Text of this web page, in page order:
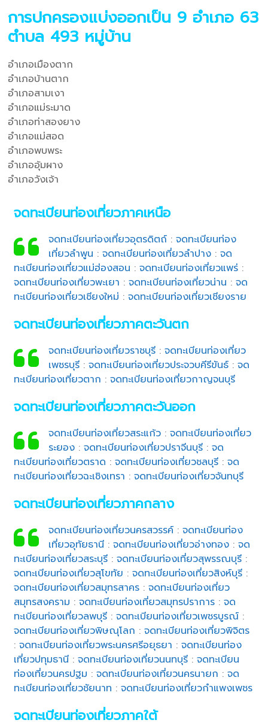
การปกครองแบ่งออกเป็น 9 อำเภอ 63
ตำบล 493 หมู่บ้าน
อำเภอเมืองตาก
อำเภอบ้านตาก
อำเภอสามเงา
อำเภอแม่ระมาด
อำเภอท่าสองยาง
อำเภอแม่สอด
อำเภอพบพระ
อำเภออุ้มผาง
อำเภอวังเจ้า
จดทะเบียนท่องเที่ยวภาคเหนือ
จดทะเบียนท่องเที่ยวอุตรดิตถ์: จดทะเบียนท่อง
เที่ยวลำพูน : จดทะเบียนท่องเที่ยวลำปาง: จด
ทะเบียนท่องเที่ยวแม่ฮ่องสอน :จดทะเบียนท่องเที่ยวแพร่ :
จดทะเบียนท่องเที่ยวพะเยา :จดทะเบียนท่องเที่ยวน่าน :จด
ทะเบียนท่องเที่ยวเชียงใหม่ :จดทะเบียนท่องเที่ยวเชียงราย
จดทะเบียนท่องเที่ยวภาคตะวันตก
จดทะเบียนท่องเที่ยวราชบุรี: จดทะเบียนท่องเที่ยว
เพชรบุรี: จดทะเบียนท่องเที่ยวประจวบคีรีขันธ์: จด
ทะเบียนท่องเที่ยวตาก :จดทะเบียนท่องเที่ยวกาญจนบุรี
จดทะเบียนท่องเที่ยวภาคตะวันออก
จดทะเบียนท่องเที่ยวสระแก้ว: จดทะเบียนท่องเที่ยว
ระยอง: จดทะเบียนท่องเที่ยวปราจีนบุรี: จด
ทะเบียนท่องเที่ยวตราด :จดทะเบียนท่องเที่ยวชลบุรี :จด
ทะเบียนท่องเที่ยวฉะเชิงเทรา :จดทะเบียนท่องเที่ยวจันทบุรี
จดทะเบียนท่องเที่ยวภาคกลาง
จดทะเบียนท่องเที่ยวนครสวรรค์: จดทะเบียนท่อง
เที่ยวอุทัยธานี: จดทะเบียนท่องเที่ยวอ่างทอง: จด
ทะเบียนท่องเที่ยวสระบุรี :จดทะเบียนท่องเที่ยวสุพรรณบุรี :
จดทะเบียนท่องเที่ยวสุโขทัย :จดทะเบียนท่องเที่ยวสิงห์บุรี :
จดทะเบียนท่องเที่ยวสมุทรสาคร :จดทะเบียนท่องเที่ยว
สมุทรสงคราม :จดทะเบียนท่องเที่ยวสมุทรปราการ :จด
ทะเบียนท่องเที่ยวลพบุรี :จดทะเบียนท่องเที่ยวเพชรบูรณ์ :
จดทะเบียนท่องเที่ยวพิษณุโลก :จดทะเบียนท่องเที่ยวพิจิตร
:จดทะเบียนท่องเที่ยวพระนครศรีอยุธยา :จดทะเบียนท่อง
เที่ยวปทุมธานี :จดทะเบียนท่องเที่ยวนนทบุรี :จดทะเบียน
ท่องเที่ยวนครปฐม :จดทะเบียนท่องเที่ยวนครนายก :จด
ทะเบียนท่องเที่ยวชัยนาท :จดทะเบียนท่องเที่ยวกำแพงเพชร
จดทะเบียนท่องเที่ยวภาคใต้